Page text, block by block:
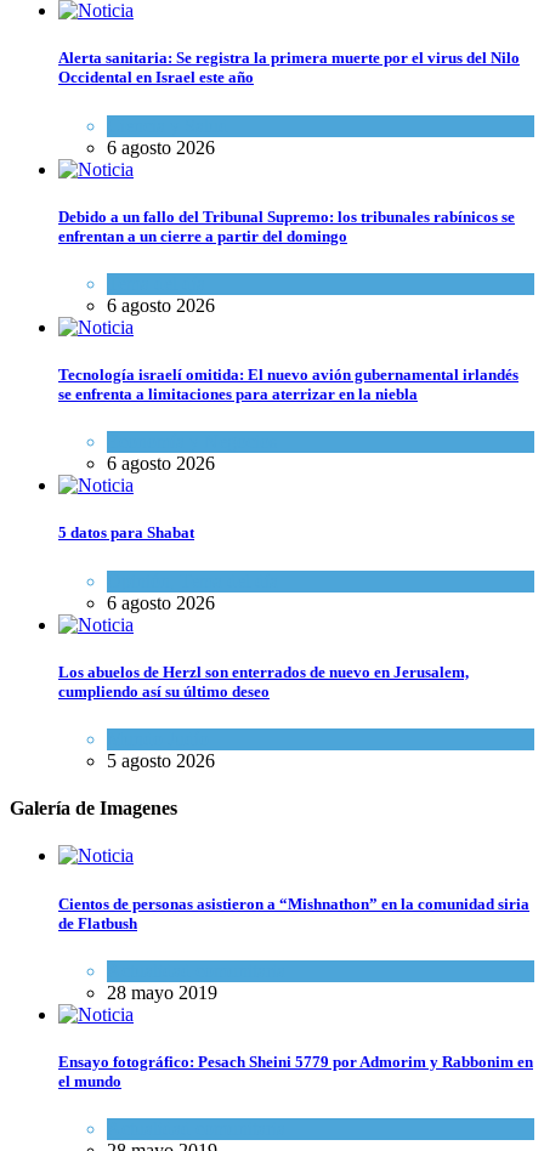
Alerta sanitaria: Se registra la primera muerte por el virus del Nilo
Occidental en Israel este año
6 agosto 2026
Debido a un fallo del Tribunal Supremo: los tribunales rabínicos se
enfrentan a un cierre a partir del domingo
6 agosto 2026
Tecnología israelí omitida: El nuevo avión gubernamental irlandés
se enfrenta a limitaciones para aterrizar en la niebla
6 agosto 2026
5 datos para Shabat
6 agosto 2026
Los abuelos de Herzl son enterrados de nuevo en Jerusalem,
cumpliendo así su último deseo
5 agosto 2026
Galería de Imagenes
Cientos de personas asistieron a “Mishnathon” en la comunidad siria
de Flatbush
28 mayo 2019
Ensayo fotográfico: Pesach Sheini 5779 por Admorim y Rabbonim en
el mundo